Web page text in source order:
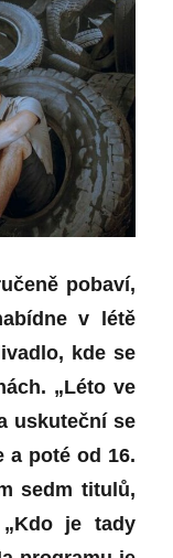
pobaví,
v létě
kde se
„Léto ve
uskuteční se
a poté od 16.
sedm titulů,
je tady